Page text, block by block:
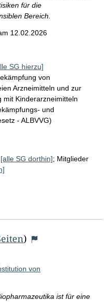
für die
Bereich.
12.02.2026
SG hierzu]
von
Arzneimitteln und zur
mit Kinderarzneimitteln
und
- ALBVVG)
[alle SG dorthin]; Mitglieder
)
von
ist für eine